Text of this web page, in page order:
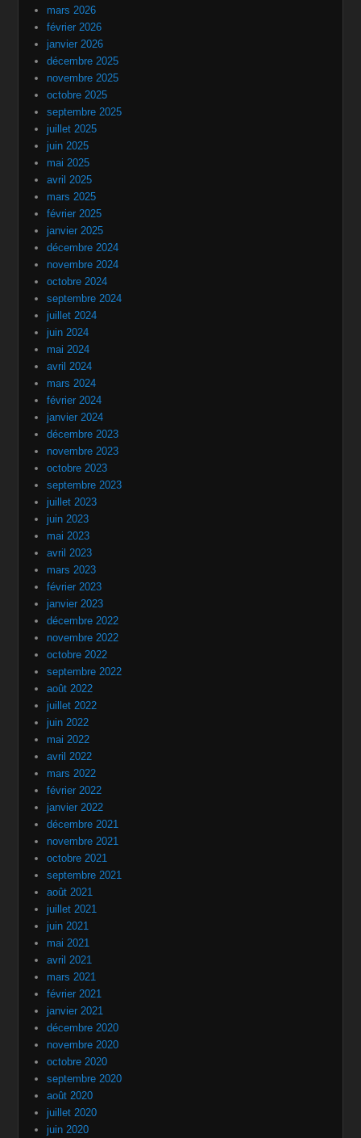
mars 2026
février 2026
janvier 2026
décembre 2025
novembre 2025
octobre 2025
septembre 2025
juillet 2025
juin 2025
mai 2025
avril 2025
mars 2025
février 2025
janvier 2025
décembre 2024
novembre 2024
octobre 2024
septembre 2024
juillet 2024
juin 2024
mai 2024
avril 2024
mars 2024
février 2024
janvier 2024
décembre 2023
novembre 2023
octobre 2023
septembre 2023
juillet 2023
juin 2023
mai 2023
avril 2023
mars 2023
février 2023
janvier 2023
décembre 2022
novembre 2022
octobre 2022
septembre 2022
août 2022
juillet 2022
juin 2022
mai 2022
avril 2022
mars 2022
février 2022
janvier 2022
décembre 2021
novembre 2021
octobre 2021
septembre 2021
août 2021
juillet 2021
juin 2021
mai 2021
avril 2021
mars 2021
février 2021
janvier 2021
décembre 2020
novembre 2020
octobre 2020
septembre 2020
août 2020
juillet 2020
juin 2020